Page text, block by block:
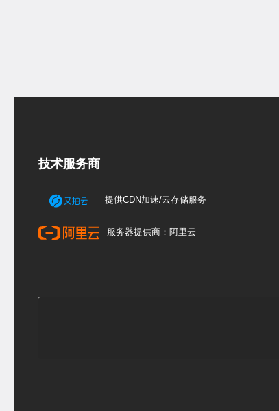
技术服务商
提供CDN加速/云存储服务
服务器提供商：阿里云